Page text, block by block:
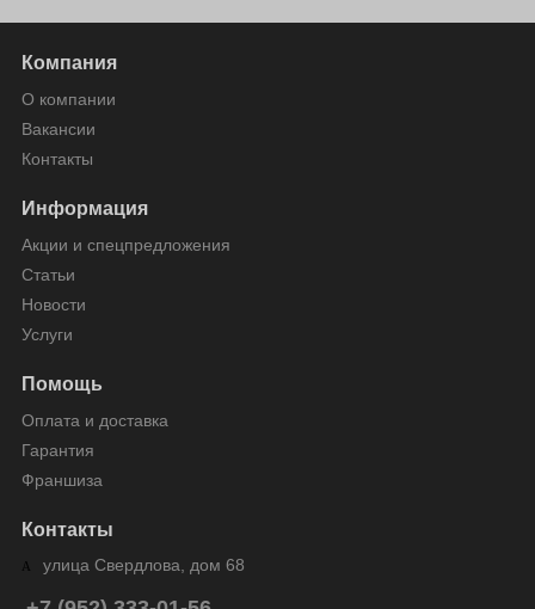
Компания
О компании
Вакансии
Контакты
Информация
Акции и спецпредложения
Статьи
Новости
Услуги
Помощь
Оплата и доставка
Гарантия
Франшиза
Контакты
улица Свердлова, дом 68